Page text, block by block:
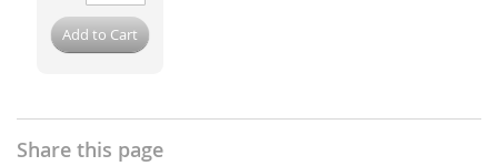
Add to Cart
Share this page